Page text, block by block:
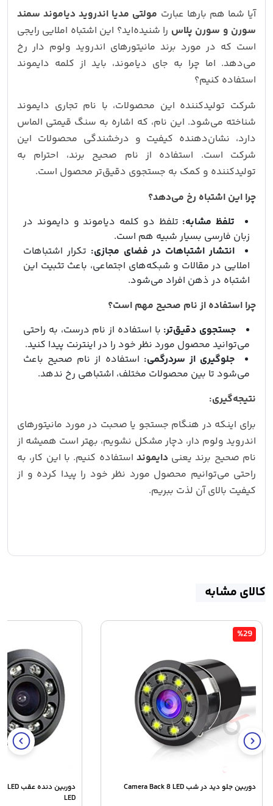
آیا شما هم بارها عبارت مولتی مدیا اندروید دیاموند سمند
سورن و سورن پلاس را شنیده‌اید؟ این اشتباه املایی رایجی
است که در مورد برند مانیتورهای اندروید ولوم دار رخ
می‌دهد. اما چرا به جای دیاموند، باید از کلمه دایموند
استفاده کنیم؟
شرکت تولیدکننده این محصولات، با نام تجاری دایموند
شناخته می‌شود. این نام، که اشاره به سنگ قیمتی الماس
دارد، نشان‌دهنده کیفیت و درخشندگی محصولات این
شرکت است. استفاده از نام صحیح برند، احترام به
تولیدکننده و کمک به جستجوی دقیق‌تر محصول است.
چرا این اشتباه رخ می‌دهد؟
تلفظ مشابه: تلفظ دو کلمه دیاموند و دایموند در
زبان فارسی بسیار شبیه هم است.
انتشار اشتباهات در فضای مجازی: تکرار اشتباهات
املایی در مقالات و شبکه‌های اجتماعی، باعث تثبیت این
اشتباه در ذهن افراد می‌شود.
چرا استفاده از نام صحیح مهم است؟
جستجوی دقیق‌تر: با استفاده از نام درست، به راحتی
می‌توانید محصول مورد نظر خود را در اینترنت پیدا کنید.
جلوگیری از سردرگمی: استفاده از نام صحیح باعث
می‌شود تا بین محصولات مختلف، اشتباهی رخ ندهد.
نتیجه‌گیری:
برای اینکه در هنگام جستجو یا صحبت در مورد مانیتورهای
اندروید ولوم دار، دچار مشکل نشویم، بهتر است همیشه از
نام صحیح برند یعنی دایموند استفاده کنیم. با این کار، به
راحتی می‌توانیم محصول مورد نظر خود را پیدا کرده و از
کیفیت بالای آن لذت ببریم.
کالای مشابه
%29
دوربین جلو دید در شب Camera Back 8 LED
LED